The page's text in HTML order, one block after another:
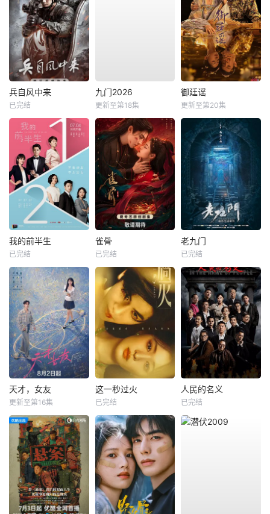
兵自风中来
已完结
九门2026
更新至第18集
御廷谣
更新至第20集
我的前半生
已完结
雀骨
已完结
老九门
已完结
天才，女友
更新至第16集
这一秒过火
已完结
人民的名义
已完结